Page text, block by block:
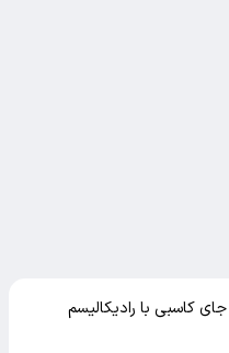
کاسبی با رادیکالیسم